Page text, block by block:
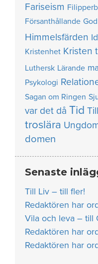
Fariseism
Försanthållande God
Himmelsfärden
Kristenhet Kristen
Luthersk Lärande
Psykologi
Sagan om Ringen
var det då Tid
troslära
domen
Senaste
Till Liv – till fler!
Redaktören har
Vila och leva – till
Redaktören har
Redaktören har